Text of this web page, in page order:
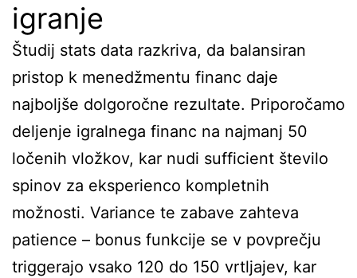
igranje
Študij stats data razkriva, da balansiran
pristop k menedžmentu financ daje
najboljše dolgoročne rezultate. Priporočamo
deljenje igralnega financ na najmanj 50
ločenih vložkov, kar nudi sufficient število
spinov za eksperienco kompletnih
možnosti. Variance te zabave zahteva
patience – bonus funkcije se v povprečju
triggerajo vsako 120 do 150 vrtljajev, kar